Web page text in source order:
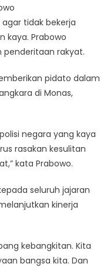
tidak bekerja
kaya. Prabowo
rakyat.
pidato dalam
di Monas,
negara yang kaya
rasakan kesulitan
kata Prabowo.
seluruh jajaran
kinerja
kebangkitan. Kita
bangsa kita. Dan